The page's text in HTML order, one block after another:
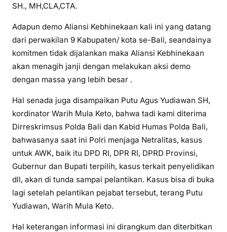
SH., MH,CLA,CTA.
Adapun demo Aliansi Kebhinekaan kali ini yang datang
dari perwakilan 9 Kabupaten/ kota se-Bali, seandainya
komitmen tidak dijalankan maka Aliansi Kebhinekaan
akan menagih janji dengan melakukan aksi demo
dengan massa yang lebih besar .
Hal senada juga disampaikan Putu Agus Yudiawan SH,
kordinator Warih Mula Keto, bahwa tadi kami diterima
Dirreskrimsus Polda Bali dan Kabid Humas Polda Bali,
bahwasanya saat ini Polri menjaga Netralitas, kasus
untuk AWK, baik itu DPD RI, DPR RI, DPRD Provinsi,
Gubernur dan Bupati terpilih, kasus terkait penyelidikan
dll, akan di tunda sampai pelantikan. Kasus bisa di buka
lagi setelah pelantikan pejabat tersebut, terang Putu
Yudiawan, Warih Mula Keto.
Hal keterangan informasi ini dirangkum dan diterbitkan